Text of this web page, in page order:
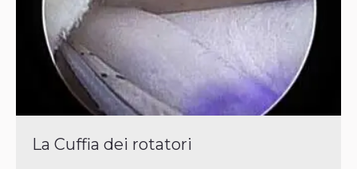
La Cuffia dei rotatori